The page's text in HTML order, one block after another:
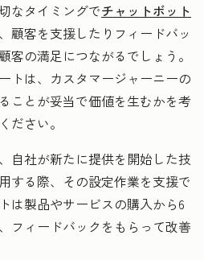
なタイミングでチャットボット
顧客を支援したりフィードバッ
客の満足につながるでしょう。
トは、カスタマージャーニーの
ことが妥当で価値を生むかを考
ださい。
自社が新たに提供を開始した技
する際、その設定作業を支援で
は製品やサービスの購入から6
フィードバックをもらって改善